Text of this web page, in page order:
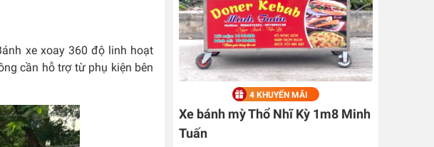
xe xoay 360 độ linh hoạt
cần hỗ trợ từ phụ kiện bên
4 KHUYẾN MÃI
Xe bánh mỳ Thổ Nhĩ Kỳ 1m8 Minh
Tuấn